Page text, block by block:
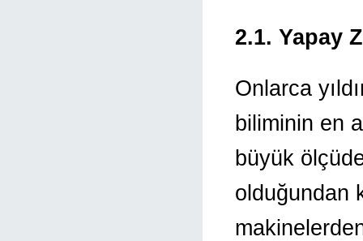
2.1. Yapay
Onlarca
biliminin en
büyük
olduğundan